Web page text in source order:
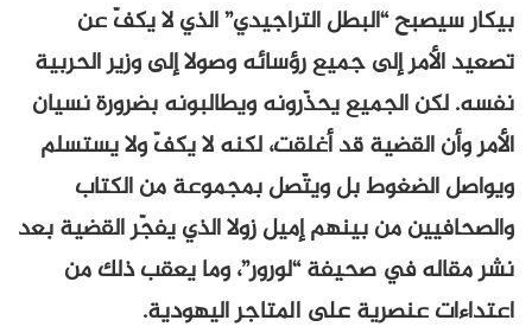
بيكار سيصبح “البطل التراجيدي” الذي لا يكفّ عن
تصعيد الأمر إلى جميع رؤسائه وصولا إلى وزير الحربية
نفسه. لكن الجميع يحذّرونه ويطالبونه بضرورة نسيان
الأمر وأن القضية قد أغلقت، لكنه لا يكفّ ولا يستسلم
ويواصل الضغوط بل ويتّصل بمجموعة من الكتاب
والصحافيين من بينهم إميل زولا الذي يفجّر القضية بعد
نشر مقاله في صحيفة “لورور”، وما يعقب ذلك من
اعتداءات عنصرية على المتاجر اليهودية.